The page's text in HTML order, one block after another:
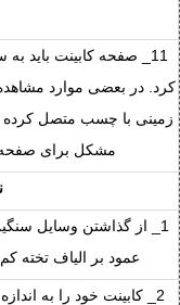
11_ صفحه کابینت باید
کرد. در بعضی موارد
زمینی با چسب متصل کرده
مشکل برای صفحه
1_ از گذاشتن وسایل
عمود بر الیاف تخته
2_ کابینت خود را به